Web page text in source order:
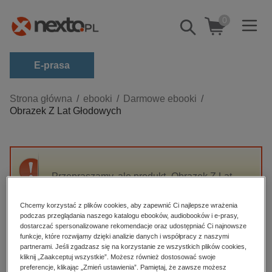
Pokaż/schowaj
wyszukiwarkę
0
E-prasa
Kategorie
Zobacz wszystkie E-prasa
budownictwo, aranżacja wnętrz
darmowe wydania
edukacja
hobby, sport, rozrywka
komputery, internet, technologie, informatyka
Strona główna ebooki
Darmowe ebooki
Obrazek Z Lat Głodowych
Przepraszamy, ale produkt „Obrazek Z Lat
High-contrast mode
Polecane
Chcemy korzystać z plików cookies, aby zapewnić Ci najlepsze wrażenia
podczas przeglądania naszego katalogu ebooków, audiobooków i e-prasy,
dostarczać spersonalizowane rekomendacje oraz udostępniać Ci najnowsze
funkcje, które rozwijamy dzięki analizie danych i współpracy z naszymi
partnerami. Jeśli zgadzasz się na korzystanie ze wszystkich plików cookies,
kliknij „Zaakceptuj wszystkie”. Możesz również dostosować swoje
preferencje, klikając „Zmień ustawienia”. Pamiętaj, że zawsze możesz